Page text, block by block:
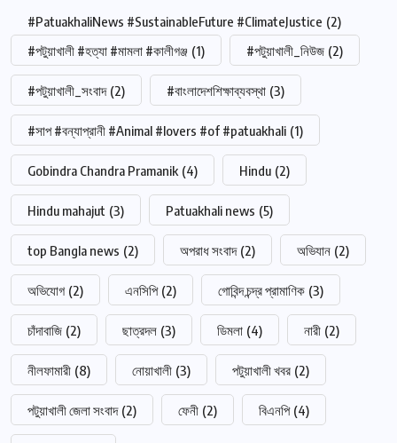
#PatuakhaliNews #SustainableFuture #ClimateJustice (2)
#পটুয়াখালী #হত্যা #মামলা #কালীগঞ্জ (1) #পটুয়াখালী_নিউজ (2)
#পটুয়াখালী_সংবাদ (2) #বাংলাদেশশিক্ষাব্যবস্থা (3)
#সাপ #বন্যাপ্রানী #Animal #lovers #of #patuakhali (1)
Gobindra Chandra Pramanik (4) Hindu (2)
Hindu mahajut (3) Patuakhali news (5)
top Bangla news (2) অপরাধ সংবাদ (2) অভিযান (2)
অভিযোগ (2) এনসিপি (2) গোবিন্দ চন্দ্র প্রামাণিক (3)
চাঁদাবাজি (2) ছাত্রদল (3) ডিমলা (4) নারী (2)
নীলফামারী (8) নোয়াখালী (3) পটুয়াখালী খবর (2)
পটুয়াখালী জেলা সংবাদ (2) ফেনী (2) বিএনপি (4)